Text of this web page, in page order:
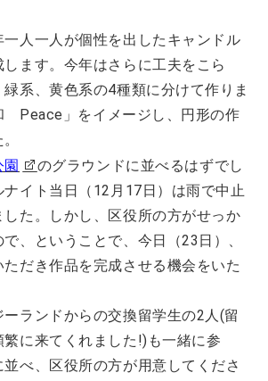
人一人が個性を出したキャンドル
ます。今年はさらに工夫をこら
系、黄色系の4種類に分けて作りま
Peace」をイメージし、円形の作
のグラウンドに並べるはずでし
イト当日（12月17日）は雨で中止
た。しかし、区役所の方がせっか
、ということで、今日（23日）、
だき作品を完成させる機会をいた
ランドからの交換留学生の2人(留
に来てくれました!)も一緒に参
べ、区役所の方が用意してくださ